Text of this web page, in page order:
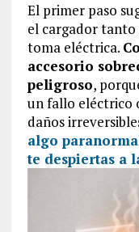
El primer paso
el cargador
toma eléctrica.
accesorio
peligroso,
un fallo eléctrico
daños
algo
te despiertas a